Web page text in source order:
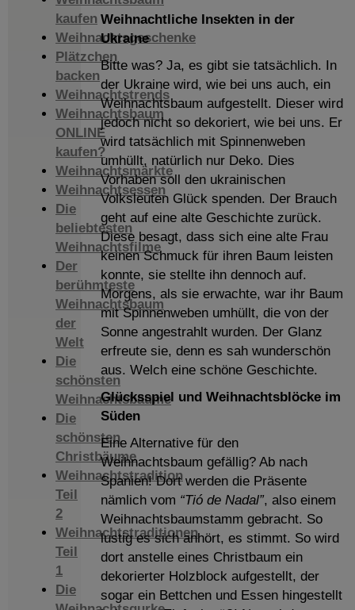
kaufen
Weihnachtsgeschenke
Plätzchen
backen
Weihnachtstrends
Weihnachtsbaum
ONLINE
kaufen?
Weihnachtsmärkte
Weihnachtsessen
Die
beliebtesten
Weihnachtsfilme
Der
berühmteste
Weihnachtsbaum
der
Welt
Die
schönsten
Weihnachtsbäume
Die
schönsten
Christbäume
Weihnachtstradition
Teil
2
Weihnachtstraditionen
Teil
1
Die
Weihnachtliche Insekten in der
Ukraine
Bitte was? Ja, es gibt sie tatsächlich. In
der Ukraine wird, wie bei uns auch, ein
Weihnachtsbaum aufgestellt. Dieser wird
jedoch nicht so dekoriert, wie bei uns. Er
wird tatsächlich mit Spinnenweben
umhüllt, natürlich nur Deko. Dies
Vorhaben soll den ukrainischen
Volksleuten Glück spenden. Der Brauch
geht auf eine alte Geschichte zurück.
Diese besagt, dass sich eine alte Frau
keinen Schmuck für ihren Baum leisten
konnte, sie stellte ihn dennoch auf.
Morgens, als sie erwachte, war ihr Baum
mit Spinnenweben umhüllt, die von der
Sonne angestrahlt wurden. Der Glanz
erfreute sie, denn es sah wunderschön
aus. Welch eine schöne Geschichte.
Glücksspiel und Weihnachtsblöcke im
Süden
Eine Alternative für den
Weihnachtsbaum gefällig? Ab nach
Spanien! Dort werden die Präsente
nämlich vom “Tió de Nadal”, also einem
Weihnachtsbaumstamm gebracht. So
lustig es sich anhört, es stimmt. So wird
dort anstelle eines Christbaum ein
dekorierter Holzblock aufgestellt, der
sogar ein Bettchen und Essen hingestellt